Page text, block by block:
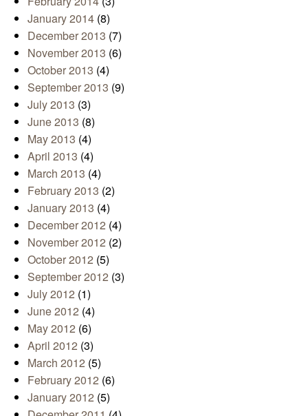
January 2014 (8)
December 2013 (7)
November 2013 (6)
October 2013 (4)
September 2013 (9)
July 2013 (3)
June 2013 (8)
May 2013 (4)
April 2013 (4)
March 2013 (4)
February 2013 (2)
January 2013 (4)
December 2012 (4)
November 2012 (2)
October 2012 (5)
September 2012 (3)
July 2012 (1)
June 2012 (4)
May 2012 (6)
April 2012 (3)
March 2012 (5)
February 2012 (6)
January 2012 (5)